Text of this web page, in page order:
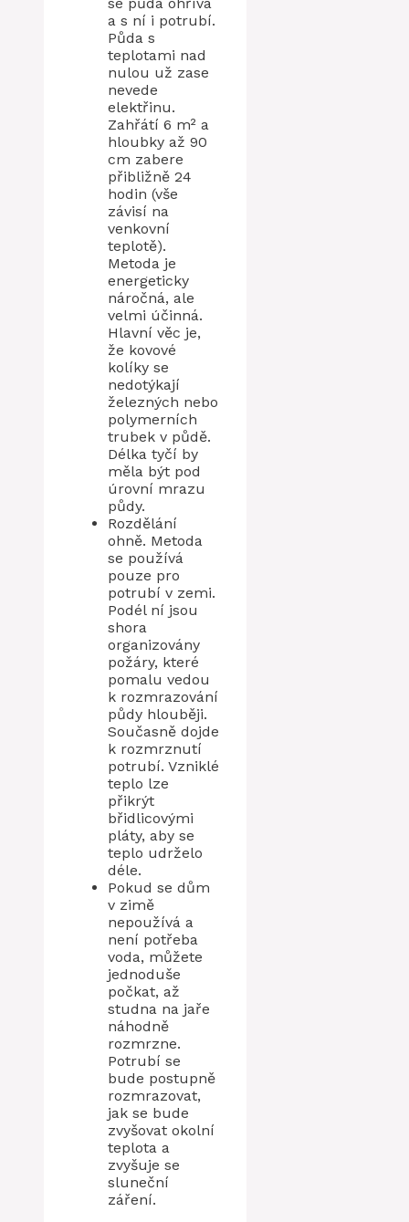
se půda ohřívá
a s ní i potrubí.
Půda s
teplotami nad
nulou už zase
nevede
elektřinu.
Zahřátí 6 m² a
hloubky až 90
cm zabere
přibližně 24
hodin (vše
závisí na
venkovní
teplotě).
Metoda je
energeticky
náročná, ale
velmi účinná.
Hlavní věc je,
že kovové
kolíky se
nedotýkají
železných nebo
polymerních
trubek v půdě.
Délka tyčí by
měla být pod
úrovní mrazu
půdy.
Rozdělání
ohně. Metoda
se používá
pouze pro
potrubí v zemi.
Podél ní jsou
shora
organizovány
požáry, které
pomalu vedou
k rozmrazování
půdy hlouběji.
Současně dojde
k rozmrznutí
potrubí. Vzniklé
teplo lze
přikrýt
břidlicovými
pláty, aby se
teplo udrželo
déle.
Pokud se dům
v zimě
nepoužívá a
není potřeba
voda, můžete
jednoduše
počkat, až
studna na jaře
náhodně
rozmrzne.
Potrubí se
bude postupně
rozmrazovat,
jak se bude
zvyšovat okolní
teplota a
zvyšuje se
sluneční
záření.